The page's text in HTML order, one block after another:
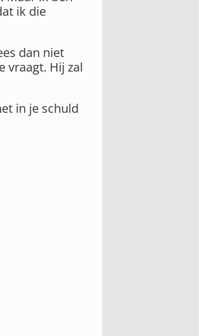
ik die
dan niet
vraagt. Hij zal
in je schuld